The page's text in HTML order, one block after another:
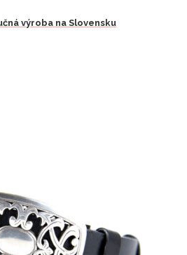
výroba na Slovensku